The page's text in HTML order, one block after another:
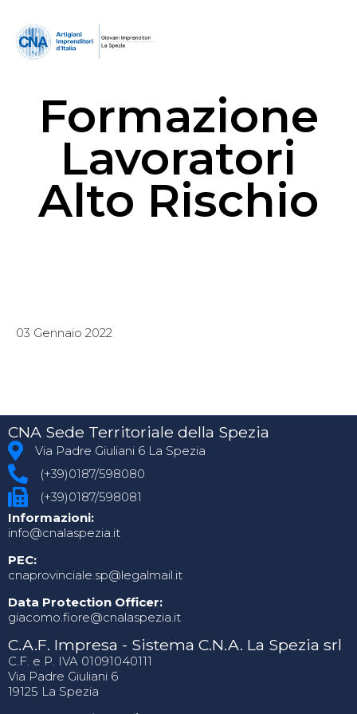
Formazione
Lavoratori
Alto Rischio
03 Gennaio 2022
CNA Sede Territoriale della Spezia
Via Padre Giuliani 6 La Spezia
(+39)0187/598080
(+39)0187/598081
Informazioni:
info@cnalaspezia.it
PEC:
cnaprovinciale.sp@legalmail.it
Data Protection Officer:
giacomo.fiore@cnalaspezia.it
C.A.F. Impresa - Sistema C.N.A. La Spezia srl
C.F. e P. IVA 01091040111
Via Padre Giuliani 6
19125 La Spezia